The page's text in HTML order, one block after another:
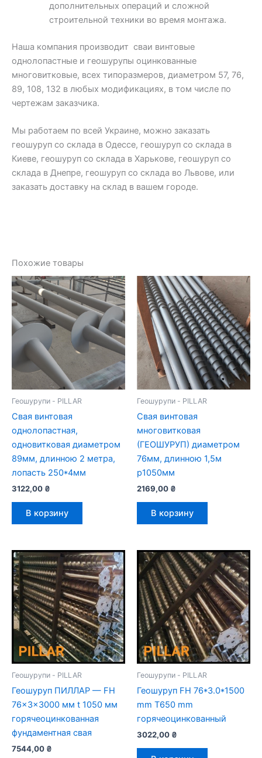
дополнительных операций и сложной
строительной техники во время монтажа.
Наша компания производит сваи винтовые
однолопастные и геошурупы оцинкованные
многовитковые, всех типоразмеров, диаметром 57, 76,
89, 108, 132 в любых модификациях, в том числе по
чертежам заказчика.
Мы работаем по всей Украине, можно заказать
геошуруп со склада в Одессе, геошуруп со склада в
Киеве, геошуруп со склада в Харькове, геошуруп со
склада в Днепре, геошуруп со склада во Львове, или
заказать доставку на склад в вашем городе.
Похожие товары
Геошурупи - PILLAR
Свая винтовая
однолопастная,
одновитковая диаметром
89мм, длинною 2 метра,
лопасть 250*4мм
3122,00 ₴
В корзину
Геошурупи - PILLAR
Свая винтовая
многовитковая
(ГЕОШУРУП) диаметром
76мм, длинною 1,5м
p1050мм
2169,00 ₴
В корзину
Геошурупи - PILLAR
Геошуруп ПИЛЛАР — FH
76x3x3000 мм t 1050 мм
горячеоцинкованная
фундаментная свая
7544,00 ₴
Геошурупи - PILLAR
Геошуруп FH 76*3.0*1500
mm T650 mm
горячеоцинкованный
3022,00 ₴